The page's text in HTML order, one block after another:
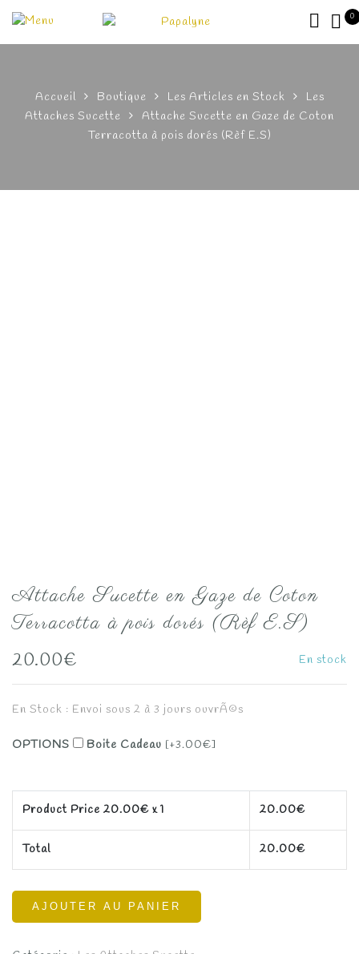
0
Accueil Boutique Les Articles en Stock
Les
Attaches Sucette
Attache Sucette en Gaze de Coton
Terracotta à pois dorés (Rèf E.S)
Attache Sucette en Gaze de Coton
Terracotta à pois dorés (Rèf E.S)
20.00€ En stock
En Stock : Envoi sous 2 à 3 jours ouvrÃ©s
OPTIONS Boite Cadeau [+3.00€]
Product Price 20.00€ x 1 20.00€
Total 20.00€
AJOUTER AU PANIER